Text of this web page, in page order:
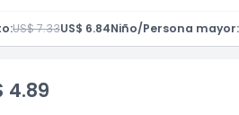
de Cancelación
para viajeros internacionales.
US$ 7.33US$ 6.84Niño/Persona mayor:
4.89